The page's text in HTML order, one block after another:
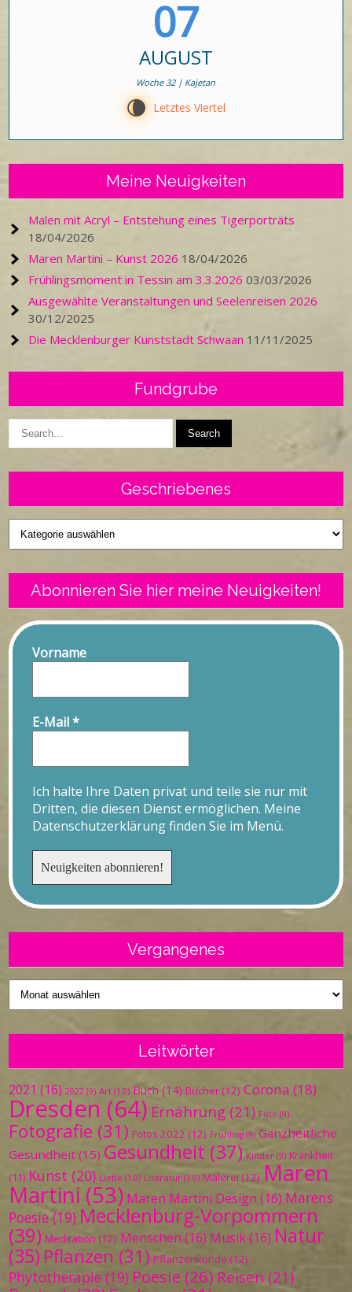
07
AUGUST
Woche 32 | Kajetan
V Letztes Viertel
Meine Neuigkeiten
Malen mit Acryl – Entstehung eines Tigerporträts
18/04/2026
Maren Martini – Kunst 2026 18/04/2026
Frühlingsmoment in Tessin am 3.3.2026 03/03/2026
Ausgewählte Veranstaltungen und Seelenreisen 2026
30/12/2025
Die Mecklenburger Kunststadt Schwaan 11/11/2025
Fundgrube
Geschriebenes
Geschriebenes
Abonnieren Sie hier meine Neuigkeiten!
Vorname
E-Mail*
Ich halte Ihre Daten privat und teile sie nur mit
Dritten, die diesen Dienst ermöglichen. Meine
Datenschutzerklärung finden Sie im Menü.
Vergangenes
Vergangenes
Leitwörter
2021 (16) 2022 (9) Art (10) Buch (14) Bücher (12) Corona (18)
Dresden (64) Ernährung (21) Foto (9)
Fotografie (31) Fotos 2022 (12) Frühling (9) Ganzheitliche
Gesundheit (15) Gesundheit (37) Kinder (9) Krankheit
(11) Kunst (20) Liebe (10) Literatur (10) Malerei (12) Maren
Martini (53) Maren Martini Design (16) Marens
Poesie(19) Mecklenburg-Vorpommern
(39) Meditation (12) Menschen (16) Musik(16) Natur
(35) Pflanzen (31) Pflanzenkunde (12)
Phytotherapie (19) Poesie (26) Reisen (21)